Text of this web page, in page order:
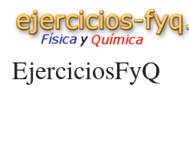
EjerciciosFyQ